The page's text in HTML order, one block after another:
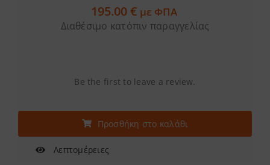
195.00€ με ΦΠΑ
Διαθέσιμο κατόπιν παραγγελίας
Be the first to leave a review.
Προσθήκη στο καλάθι
Λεπτομέρειες